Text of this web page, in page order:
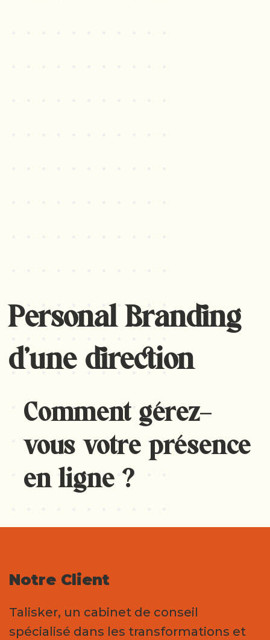
Personal Branding
d'une direction
Comment gérez-
vous votre présence
en ligne ?
Notre Client
Talisker, un cabinet de conseil
spécialisé dans les transformations et